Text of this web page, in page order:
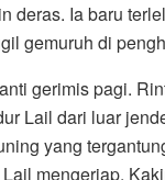
deras. Ia baru
gemuruh di
gerimis pagi.
Lail dari luar
yang
mengerjap.